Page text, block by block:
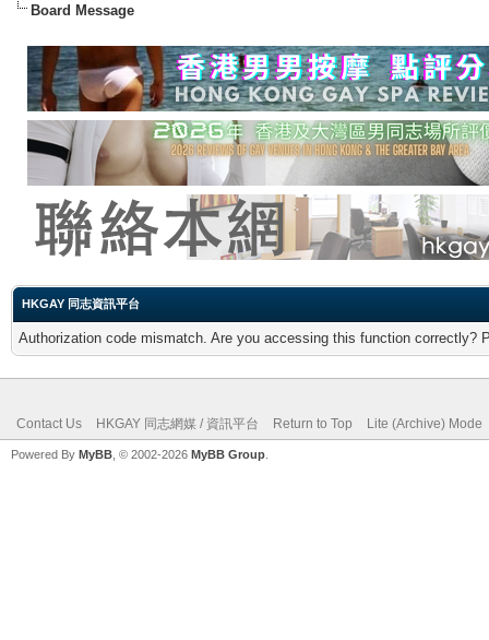
Board Message
HKGAY 同志資訊平台
Authorization code mismatch. Are you accessing this function correctly?
Contact Us HKGAY 同志網媒 / 資訊平台 Return to Top Lite (Archive) Mode
Powered By MyBB , © 2002-2026 MyBB Group